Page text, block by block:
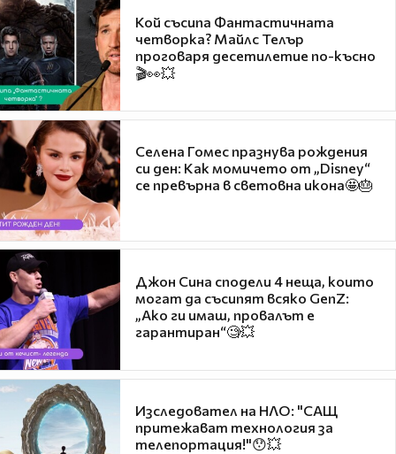
Кой съсипа Фантастичната
четворка? Майлс Телър
проговаря десетилетие по-късно
🎬👀💥
Селена Гомес празнува рождения
си ден: Как момичето от „Disney“
се превърна в световна икона🤩🎂
Джон Сина сподели 4 неща, които
могат да съсипят всяко GenZ:
„Ако ги имаш, провалът е
гарантиран“🧐💥
Изследовател на НЛО: "САЩ
притежават технология за
телепортация!"😯💥